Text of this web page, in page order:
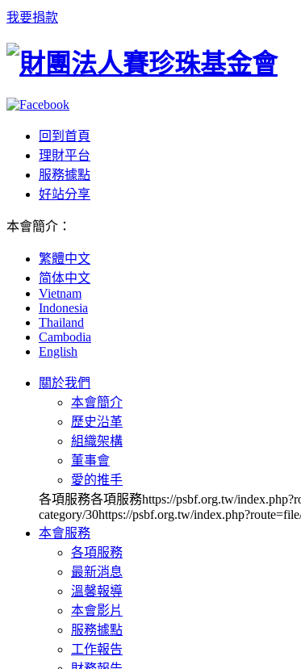
我要捐款
回到首頁
理財平台
服務據點
好站分享
本會簡介 ：
繁體中文
简体中文
Vietnam
Indonesia
Thailand
Cambodia
English
關於我們
本會簡介
歷史沿革
組織架構
董事會
愛的推手
各項服務各項服務https://psbf.org.tw/
category/30https://psbf.org.tw/
本會服務
各項服務
最新消息
溫馨報導
本會影片
服務據點
工作報告